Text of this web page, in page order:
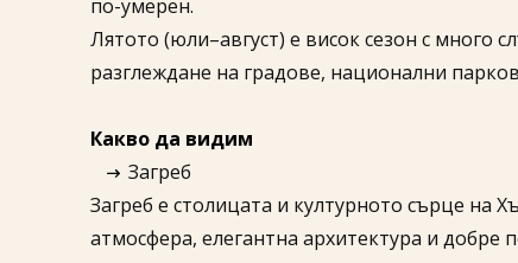
по-умерен.
Лятото (юли–август) е висок сезон с много
разглеждане на градове, национални
Какво да видим
Загреб
Загреб е столицата и културното сърце на
атмосфера, елегантна архитектура и